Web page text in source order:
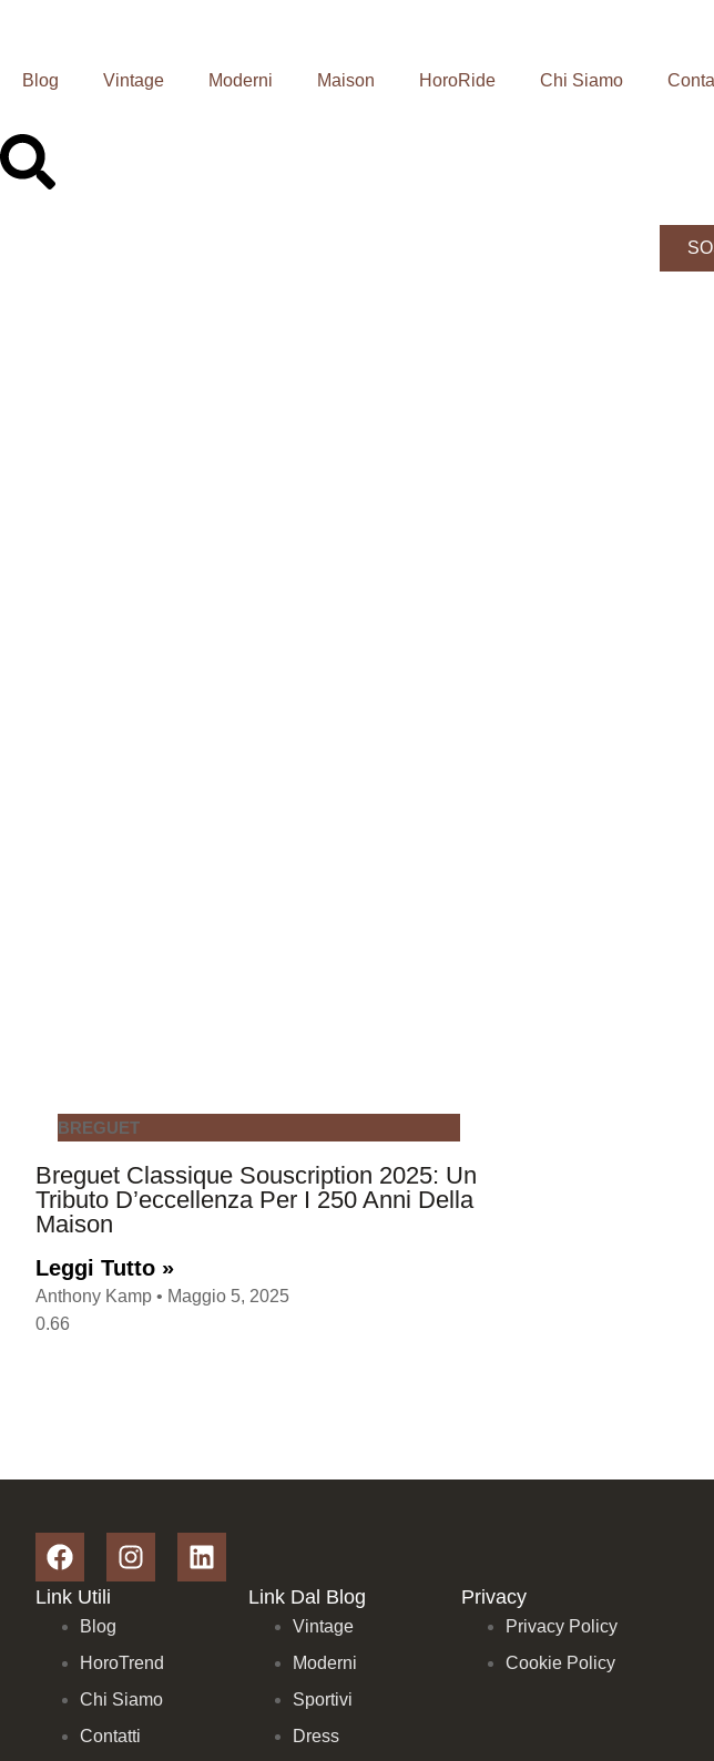
Blog Vintage Moderni Maison HoroRide Chi Siamo
BREGUET
Breguet Classique Souscription 2025: Un
Tributo D’eccellenza Per I 250 Anni Della
Maison
Leggi Tutto »
Anthony Kamp Maggio 5, 2025
Link Utili
Blog
HoroTrend
Chi Siamo
Contatti
Link Dal Blog
Vintage
Moderni
Sportivi
Dress
Privacy
Privacy Policy
Cookie Policy